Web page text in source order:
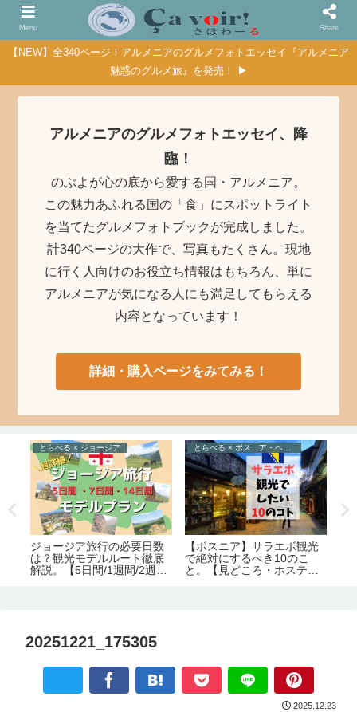
【NEW】全340ページ！アルメニアのグルメフォトエッセイ『アルメニア
魅惑のグルメ旅』を発売！ ▶
アルメニアのグルメフォトエッセイ、降
臨！
のぶよが心の底から愛する国・アルメニア。
この魅力あふれる国の「食」にスポットライト
を当てたグルメフォトブックが完成しました。
計340ページの大作で、写真もたくさん。現地
に行く人向けのお役立ち情報はもちろん、単に
アルメニアが気になる人にも満足してもらえる
内容となっています！
詳細・購入ページをみてみる！
とらべる × ジョージア
ジョージア旅行の必要日数
は？観光モデルルート徹底
解説。【5日間/1週間/2週
とらべる × ボスニア・ヘルツェゴビナ
【ボスニア】サラエボ観光
で絶対にするべき10のこ
と。【見どころ・ホステル
20251221_175305
2025.12.23
Menu Share